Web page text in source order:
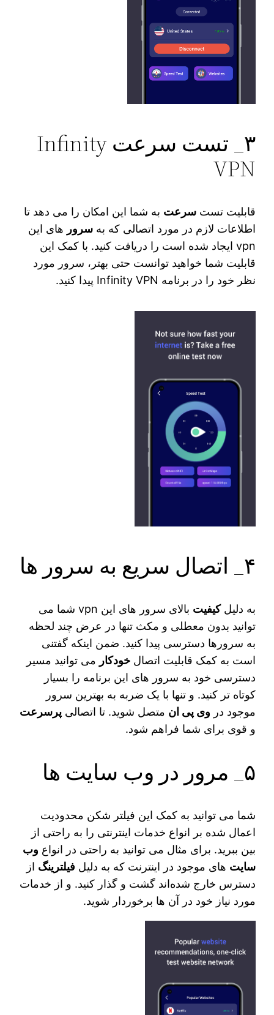
۳_ تست سرعت Infinity
VPN
قابلیت تستسرعت به شما این امکان را می دهد تا
اطلاعات لازم در مورد اتصالی که بهسرور های این
vpn ایجاد شده است را دریافت کنید. با کمک این
قابلیت شما خواهید توانست حتی بهتر، سرور مورد
نظر خود را در برنامه Infinity VPN پیدا کنید.
۴_ اتصال سریع به سرور ها
به دلیلکیفیت
بالای سرور های این vpn شما می‌
توانید بدون معطلی و مکث تنها در عرض چند لحظه
به سرورها دسترسی پیدا کنید. ضمن اینکه گفتنی
است به کمک قابلیت اتصالخودکار می‌ توانید مسیر
دسترسی خود به سرور های این برنامه را بسیار
کوتاه‌ تر کنید. و تنها با یک ضربه به بهترین سرور
موجود در وی پی ان متصل شوید. تا اتصالیپرسرعت
و قوی برای شما فراهم شود.
۵_ مرور در وب سایت ها
شما می‌ توانید به کمک این فیلتر شکن محدودیت
اعمال شده بر انواع خدمات اینترنتی را به راحتی از
بین ببرید. برای مثال می‌ توانید به راحتی در انواع وب
سایت‌ های موجود در اینترنت که به دلیل فیلترینگ از
دسترس خارج شده‌اند گشت و گذار کنید. و از خدمات
مورد نیاز خود در آن ها برخوردار شوید.